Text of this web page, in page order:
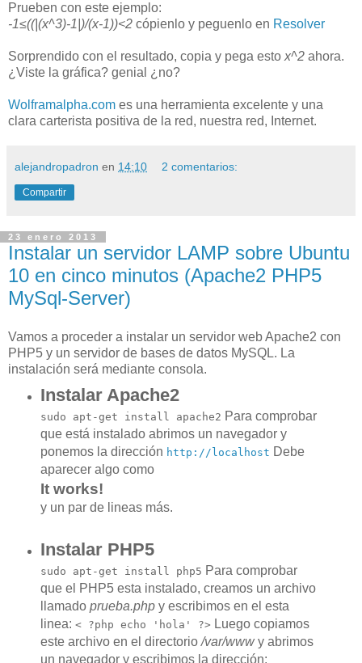
Prueben con este ejemplo:
-1≤((|(x^3)-1|)/(x-1))<2 cópienlo y peguenlo en Resolver
Sorprendido con el resultado, copia y pega esto x^2 ahora.
¿Viste la gráfica? genial ¿no?
Wolframalpha.com es una herramienta excelente y una
clara carterista positiva de la red, nuestra red, Internet.
alejandropadron en 14:10 2 comentarios:
Compartir
23 enero 2013
Instalar un servidor LAMP sobre Ubuntu
10 en cinco minutos (Apache2 PHP5
MySql-Server)
Vamos a proceder a instalar un servidor web Apache2 con
PHP5 y un servidor de bases de datos MySQL. La
instalación será mediante consola.
Instalar Apache2
sudo apt-get install apache2 Para comprobar
que está instalado abrimos un navegador y
ponemos la dirección http://localhost Debe
aparecer algo como
It works!
y un par de lineas más.
Instalar PHP5
sudo apt-get install php5 Para comprobar
que el PHP5 esta instalado, creamos un archivo
llamado prueba.phpy escribimos en el esta
linea: < ?php echo 'hola' ?> Luego copiamos
este archivo en el directorio/var/wwwy abrimos
un navegador y escribimos la dirección: